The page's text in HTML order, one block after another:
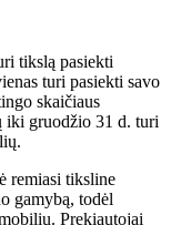
tikslą pasiekti
turi pasiekti savo
skaičiaus
iki gruodžio 31 d. turi
remiasi tiksline
gamybą, todėl
Prekiautojai